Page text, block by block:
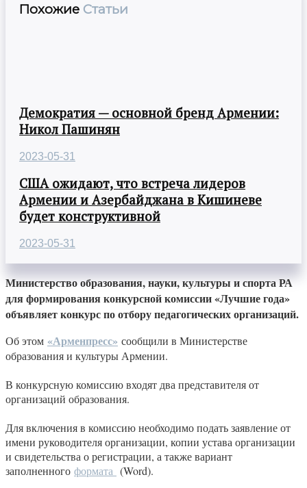
Похожие Статьи
Демократия — основной бренд Армении:
Никол Пашинян
2023-05-31
США ожидают, что встреча лидеров
Армении и Азербайджана в Кишиневе
будет конструктивной
2023-05-31
Министерство образования, науки, культуры и спорта РА
для формирования конкурсной комиссии «Лучшие года»
объявляет конкурс по отбору педагогических организаций.
Об этом «Арменпресс» сообщили в Министерстве
образования и культуры Армении.
В конкурсную комиссию входят два представителя от
организаций образования.
Для включения в комиссию необходимо подать заявление от
имени руководителя организации, копии устава организации
и свидетельства о регистрации, а также вариант
заполненного формата (Word).